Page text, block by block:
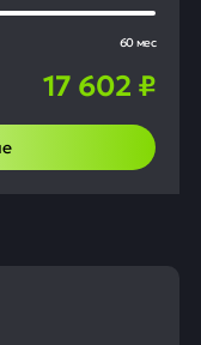
60 мес
17 602₽